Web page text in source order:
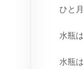
ひと
水瓶
水瓶